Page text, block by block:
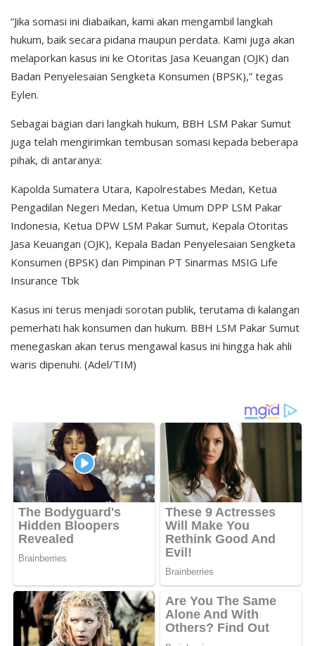
“Jika somasi ini diabaikan, kami akan mengambil langkah
hukum, baik secara pidana maupun perdata. Kami juga akan
melaporkan kasus ini ke Otoritas Jasa Keuangan (OJK) dan
Badan Penyelesaian Sengketa Konsumen (BPSK),” tegas
Eylen.
Sebagai bagian dari langkah hukum, BBH LSM Pakar Sumut
juga telah mengirimkan tembusan somasi kepada beberapa
pihak, di antaranya:
Kapolda Sumatera Utara, Kapolrestabes Medan, Ketua
Pengadilan Negeri Medan, Ketua Umum DPP LSM Pakar
Indonesia, Ketua DPW LSM Pakar Sumut, Kepala Otoritas
Jasa Keuangan (OJK), Kepala Badan Penyelesaian Sengketa
Konsumen (BPSK) dan Pimpinan PT Sinarmas MSIG Life
Insurance Tbk
Kasus ini terus menjadi sorotan publik, terutama di kalangan
pemerhati hak konsumen dan hukum. BBH LSM Pakar Sumut
menegaskan akan terus mengawal kasus ini hingga hak ahli
waris dipenuhi. (Adel/TIM)